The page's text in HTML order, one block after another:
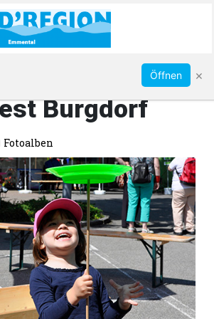
Abonnieren
Burgdorf
Fotoalben
Öffnen ×